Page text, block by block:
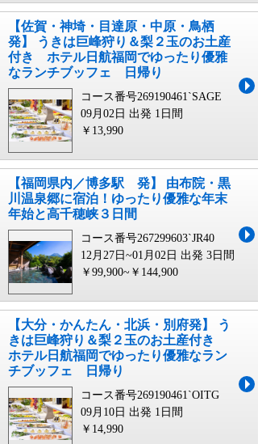
【佐賀・神埼・目達原・中原・鳥栖
発】 うきは巨峰狩り＆梨２玉のお土産
付き ホテル日航福岡でゆったり優雅
なランチブッフェ 日帰り
コース番号269190461`SAGE
09月02日 出発 1日間
￥13,990
【福岡県内／博多駅 発】 由布院・黒
川温泉郷に宿泊！ゆったり優雅な年末
年始と高千穂峡３日間
コース番号267299603`JR40
12月27日~01月02日 出発 3日間
￥99,900~￥144,900
【大分・かんたん・北浜・別府発】 う
きは巨峰狩り＆梨２玉のお土産付き
ホテル日航福岡でゆったり優雅なラン
チブッフェ 日帰り
コース番号269190461`OITG
09月10日 出発 1日間
￥14,990